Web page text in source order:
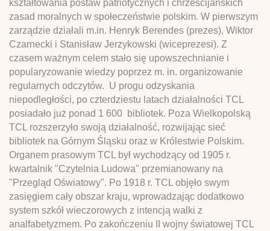
kształtowania postaw patriotycznych i chrześcijańskich
zasad moralnych w społeczeństwie polskim. W pierwszym
zarządzie działali m.in. Henryk Berendes (prezes), Wiktor
Czarnecki i Stanisław Jerzykowski (wiceprezesi). Z
czasem ważnym celem stało się upowszechnianie i
popularyzowanie wiedzy poprzez m. in. organizowanie
regularnych odczytów. U progu odzyskania
niepodległości, po czterdziestu latach działalności TCL
posiadało już ponad 1 600 bibliotek. Poza Wielkopolską
TCL rozszerzyło swoją działalność, rozwijając sieć
bibliotek na Górnym Śląsku oraz w Królestwie Polskim.
Organem prasowym TCL był wychodzący od 1905 r.
kwartalnik "Czytelnia Ludowa" przemianowany na
"Przegląd Oświatowy". Po 1918 r. TCL objęło swym
zasięgiem cały obszar kraju, wprowadzając dodatkowo
system szkół wieczorowych z intencją walki z
analfabetyzmem. Po zakończeniu II wojny światowej TCL